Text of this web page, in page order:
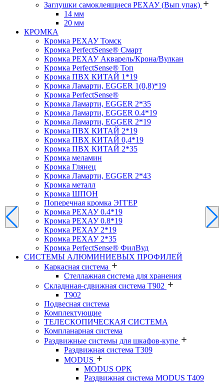
Заглушки самоклеящиеся РЕХАУ (Вып упак)
14 мм
20 мм
КРОМКА
Кромка PЕХАУ Томск
Кромка PerfectSense® Смарт
Кромка PЕХАУ Акварель/Крона/Вулкан
Кромка PerfectSense® Топ
Кромка ПВХ КИТАЙ 1*19
Кромка Ламарти, EGGER 1(0,8)*19
Кромка PerfectSense®
Кромка Ламарти, EGGER 2*35
Кромка Ламарти, EGGER 0.4*19
Кромка Ламарти, EGGER 2*19
Кромка ПВХ КИТАЙ 2*19
Кромка ПВХ КИТАЙ 0,4*19
Кромка ПВХ КИТАЙ 2*35
Кромка меламин
Кромка Глянец
Кромка Ламарти, EGGER 2*43
Кромка металл
Кромка ШПОН
Поперечная кромка ЭГГЕР
Кромка PЕХАУ 0.4*19
Кромка PЕХАУ 0.8*19
Кромка PЕХАУ 2*19
Кромка PЕХАУ 2*35
Кромка PerfectSense® ФилВуд
СИСТЕМЫ АЛЮМИНИЕВЫХ ПРОФИЛЕЙ
Каркасная система
Стеллажная система для хранения
Складнная-сдвижная система Т902
T902
Подвесная система
Комплектующие
ТЕЛЕСКОПИЧЕСКАЯ СИСТЕМА
Компланарная система
Раздвижные системы для шкафов-купе
Раздвижная система Т309
MODUS
MODUS OPK
Раздвижная система MODUS T409